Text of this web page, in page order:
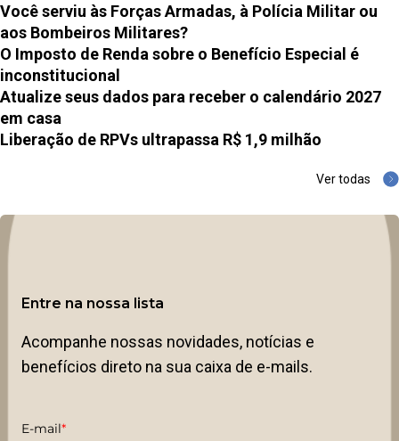
Você serviu às Forças Armadas, à Polícia Militar ou
aos Bombeiros Militares?
O Imposto de Renda sobre o Benefício Especial é
inconstitucional
Atualize seus dados para receber o calendário 2027
em casa
Liberação de RPVs ultrapassa R$ 1,9 milhão
Ver todas
Entre na nossa lista
Acompanhe nossas novidades, notícias e
benefícios direto na sua caixa de e-mails.
E-mail*